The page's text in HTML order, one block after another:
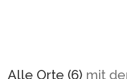
Alle Orte (6) mit